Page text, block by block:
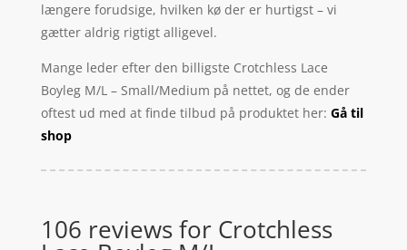
længere forudsige, hvilken kø der er hurtigst – vi
gætter aldrig rigtigt alligevel.
Mange leder efter den billigste Crotchless Lace
Boyleg M/L – Small/Medium på nettet, og de ender
oftest ud med at finde tilbud på produktet her: Gå til
shop
106 reviews for Crotchless